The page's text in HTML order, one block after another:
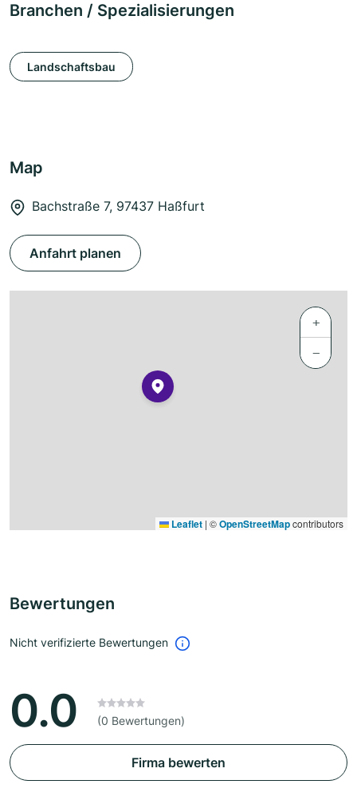
Branchen / Spezialisierungen
Landschaftsbau
Map
Bachstraße 7, 97437 Haßfurt
Anfahrt planen
+
−
Leaflet | ©OpenStreetMapcontributors
Bewertungen
Nicht verifizierte Bewertungen
0.0 (0 Bewertungen)
Firma bewerten